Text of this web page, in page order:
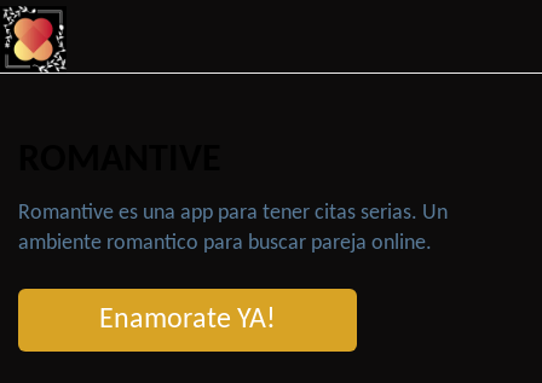
Romantive es una app para tener citas serias. Un
ambiente romantico para buscar pareja online.
Enamorate YA!